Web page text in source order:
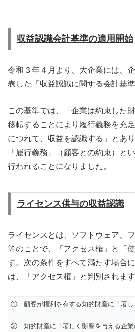
収益認識会計基準の適用開始
令和３年４月より、大企業には、
表した「収益認識に関する会計基
この基準では、「企業は約束した
移転することにより履行義務を充
につれて、収益を認識する」とあ
「履行義務」（顧客との約束）と
行われることになりました。
ライセンス供与の収益認識
ライセンスとは、ソフトウェア、
等のことで、「アクセス権」と「
す。次の条件をすべて満たす場合
は、「アクセス権」と判別されます
① 顧客が権利を有する知的財産に「著し
② 知的財産に「著しく影響を与える企業